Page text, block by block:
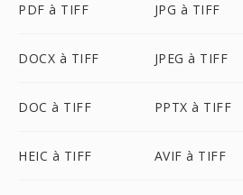
PDF à TIFF JPG à TIFF
DOCX à TIFF JPEG à TIFF
DOC à TIFF PPTX à TIFF
HEIC à TIFF AVIF à TIFF